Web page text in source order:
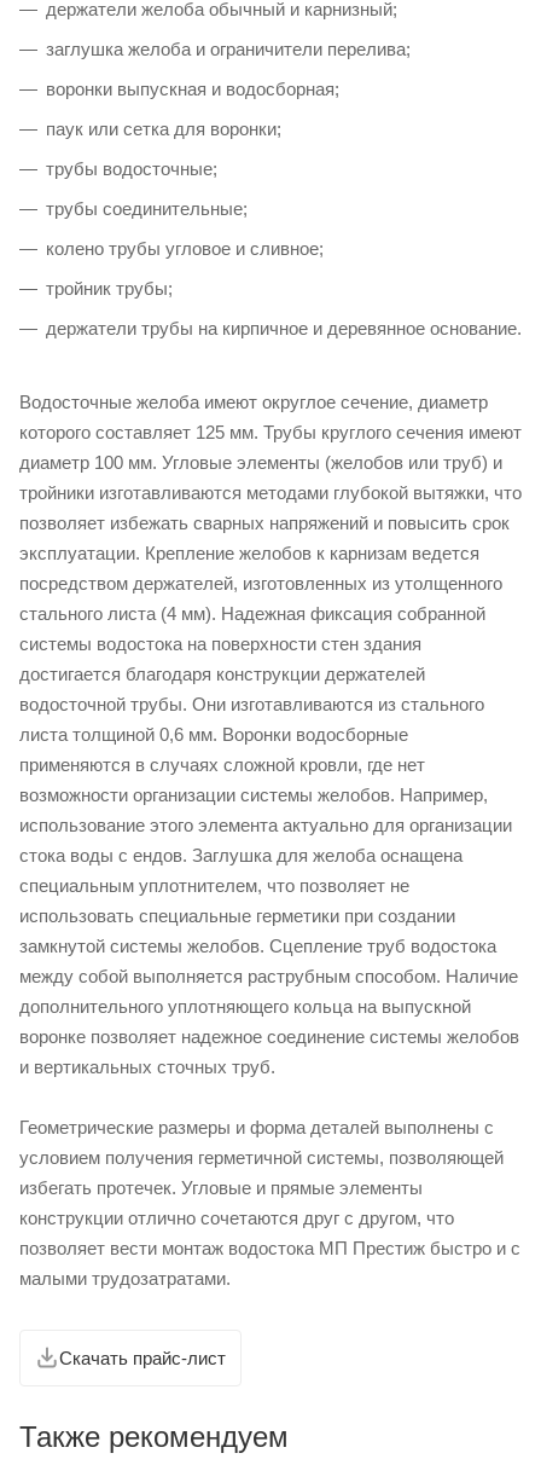
держатели желоба обычный и карнизный;
заглушка желоба и ограничители перелива;
воронки выпускная и водосборная;
паук или сетка для воронки;
трубы водосточные;
трубы соединительные;
колено трубы угловое и сливное;
тройник трубы;
держатели трубы на кирпичное и деревянное основание.
Водосточные желоба имеют округлое сечение, диаметр
которого составляет 125 мм. Трубы круглого сечения имеют
диаметр 100 мм. Угловые элементы (желобов или труб) и
тройники изготавливаются методами глубокой вытяжки, что
позволяет избежать сварных напряжений и повысить срок
эксплуатации. Крепление желобов к карнизам ведется
посредством держателей, изготовленных из утолщенного
стального листа (4 мм). Надежная фиксация собранной
системы водостока на поверхности стен здания
достигается благодаря конструкции держателей
водосточной трубы. Они изготавливаются из стального
листа толщиной 0,6 мм. Воронки водосборные
применяются в случаях сложной кровли, где нет
возможности организации системы желобов. Например,
использование этого элемента актуально для организации
стока воды с ендов. Заглушка для желоба оснащена
специальным уплотнителем, что позволяет не
использовать специальные герметики при создании
замкнутой системы желобов. Сцепление труб водостока
между собой выполняется раструбным способом. Наличие
дополнительного уплотняющего кольца на выпускной
воронке позволяет надежное соединение системы желобов
и вертикальных сточных труб.
Геометрические размеры и форма деталей выполнены с
условием получения герметичной системы, позволяющей
избегать протечек. Угловые и прямые элементы
конструкции отлично сочетаются друг с другом, что
позволяет вести монтаж водостока МП Престиж быстро и с
малыми трудозатратами.
Скачать прайс-лист
Также рекомендуем